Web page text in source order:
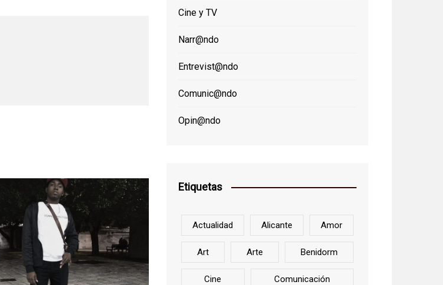
Cine y TV
Narr@ndo
Entrevist@ndo
Comunic@ndo
Opin@ndo
Etiquetas
Actualidad Alicante Amor
Art Arte Benidorm
Cine Comunicación